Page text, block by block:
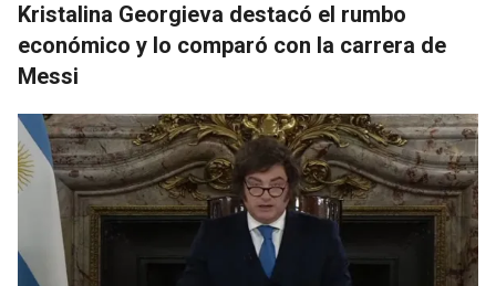
Kristalina Georgieva destacó el rumbo
económico y lo comparó con la carrera de
Messi